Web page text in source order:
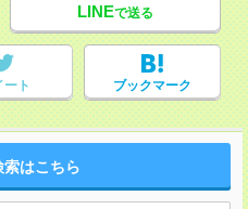
LINEで送る
ート ブックマーク
はこちら